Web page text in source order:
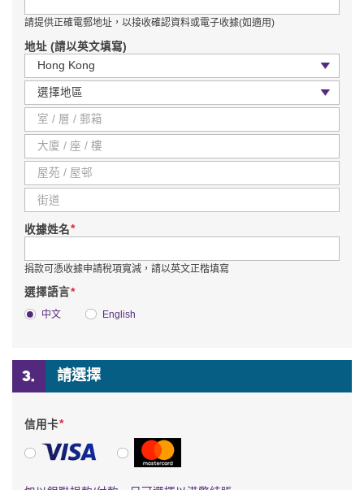
請提供正確電郵地址，以接收確認資料或電子收據(如適用)
地址 (請以英文填寫)
國家 / 地區
收據姓名*
捐款可憑收據申請稅項寬減，請以英文正楷填寫
選擇語言*
中文 English
請選擇
信用卡*